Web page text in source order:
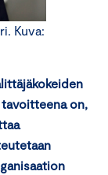
Kuva:
on,